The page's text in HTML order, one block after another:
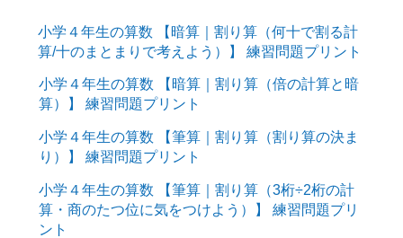
小学４年生の算数 【暗算｜割り算（何十で割る計
算/十のまとまりで考えよう）】 練習問題プリント
小学４年生の算数 【暗算｜割り算（倍の計算と暗
算）】 練習問題プリント
小学４年生の算数 【筆算｜割り算（割り算の決ま
り）】 練習問題プリント
小学４年生の算数 【筆算｜割り算（3桁÷2桁の計
算・商のたつ位に気をつけよう）】 練習問題プリ
ント